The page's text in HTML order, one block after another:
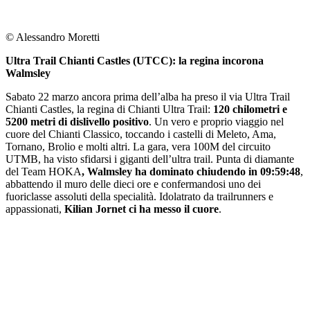
© Alessandro Moretti
Ultra Trail Chianti Castles (UTCC): la regina incorona
Walmsley
Sabato 22 marzo ancora prima dell’alba ha preso il via Ultra Trail
Chianti Castles, la regina di Chianti Ultra Trail: 120 chilometri e
5200 metri di dislivello positivo. Un vero e proprio viaggio nel
cuore del Chianti Classico, toccando i castelli di Meleto, Ama,
Tornano, Brolio e molti altri. La gara, vera 100M del circuito
UTMB, ha visto sfidarsi i giganti dell’ultra trail. Punta di diamante
del Team HOKA, Walmsley ha dominato chiudendo in 09:59:48,
abbattendo il muro delle dieci ore e confermandosi uno dei
fuoriclasse assoluti della specialità. Idolatrato da trailrunners e
appassionati, Kilian Jornet ci ha messo il cuore.